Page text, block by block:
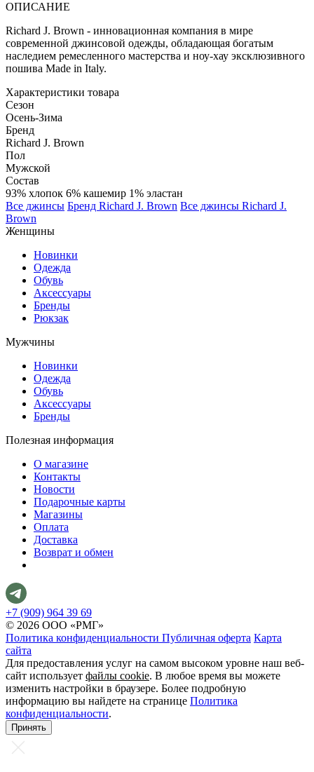
ОПИСАНИЕ
Richard J. Brown - инновационная компания в мире
современной джинсовой одежды, обладающая богатым
наследием ремесленного мастерства и ноу-хау эксклюзивного
пошива Made in Italy.
Характеристики товара
Сезон
Осень-Зима
Бренд
Richard J. Brown
Пол
Мужской
Состав
93% хлопок 6% кашемир 1% эластан
Все джинсы Бренд Richard J. Brown Все джинсы Richard J.
Brown
Женщины
Новинки
Одежда
Обувь
Аксессуары
Бренды
Рюкзак
Мужчины
Новинки
Одежда
Обувь
Аксессуары
Бренды
Полезная информация
О магазине
Контакты
Новости
Подарочные карты
Магазины
Оплата
Доставка
Возврат и обмен
+7 (909) 964 39 69
© 2026 ООО «РМГ»
Политика конфиденциальности Публичная оферта Карта
сайта
Для предоставления услуг на самом высоком уровне наш веб-
сайт использует файлы cookie. В любое время вы можете
изменить настройки в браузере. Более подробную
информацию вы найдете на странице Политика
конфиденциальности.
Принять